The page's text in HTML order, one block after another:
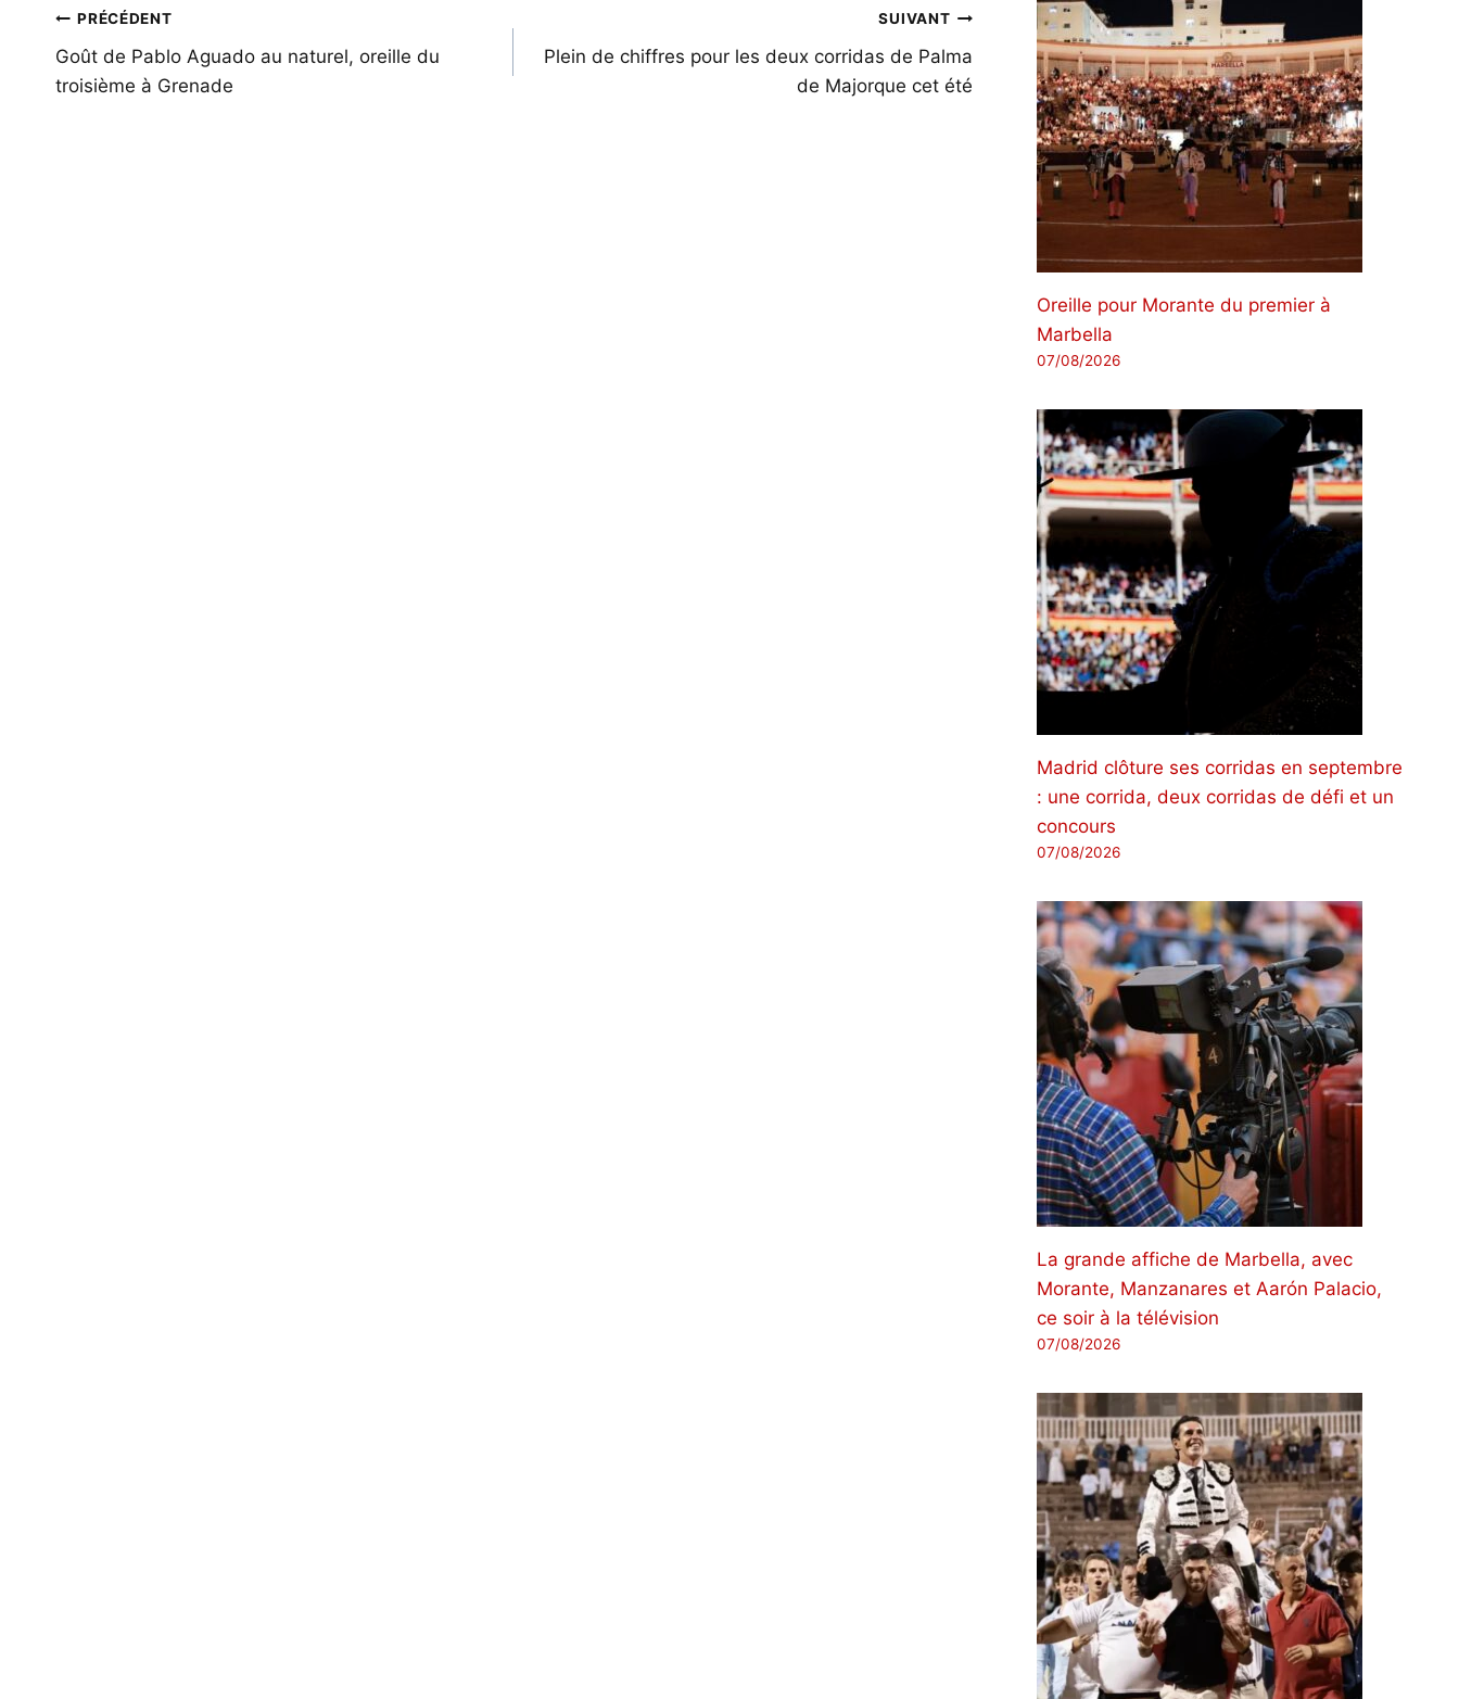
Navigation
de
l’article
PRÉCÉDENT
Goût de Pablo Aguado au naturel, oreille du
troisième à Grenade
SUIVANT
Plein de chiffres pour les deux corridas de Palma
de Majorque cet été
Oreille pour Morante du premier à
Marbella
07/08/2026
Madrid clôture ses corridas en septembre
: une corrida, deux corridas de défi et un
concours
07/08/2026
La grande affiche de Marbella, avec
Morante, Manzanares et Aarón Palacio,
ce soir à la télévision
07/08/2026